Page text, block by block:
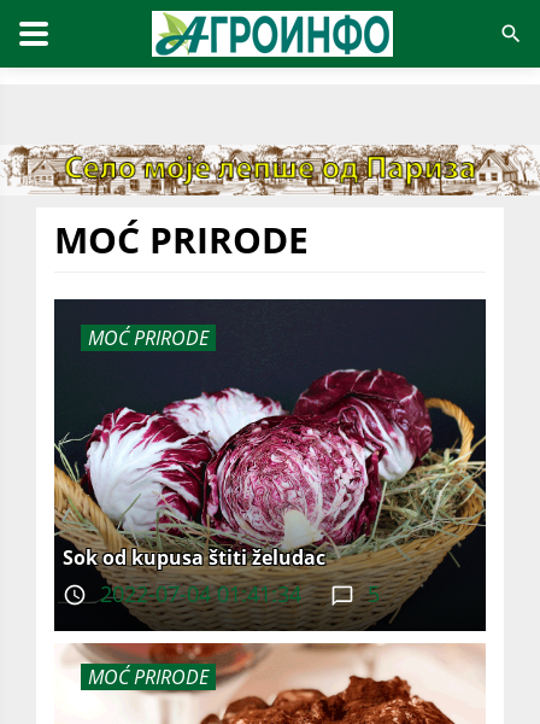
MOĆ PRIRODE
MOĆ PRIRODE
Sok od kupusa štiti želudac
2022-07-04 01:41:34 5
MOĆ PRIRODE